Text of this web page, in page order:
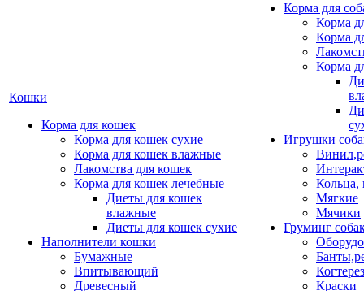
Кошки
Корма для кошек
Корма для кошек сухие
Корма для кошек влажные
Лакомства для кошек
Корма для кошек лечебные
Диеты для кошек
влажные
Диеты для кошек сухие
Наполнители кошки
Бумажные
Впитывающий
Древесный
Корма для
Корма
Корма
Корма
Игрушки
Кольца,
Мягкие
Мячики
Груминг
Краски